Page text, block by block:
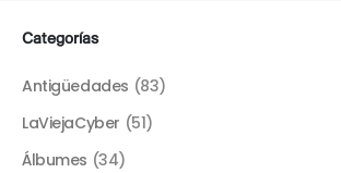
Categorías
Antigüedades (83)
LaViejaCyber (51)
Álbumes (34)